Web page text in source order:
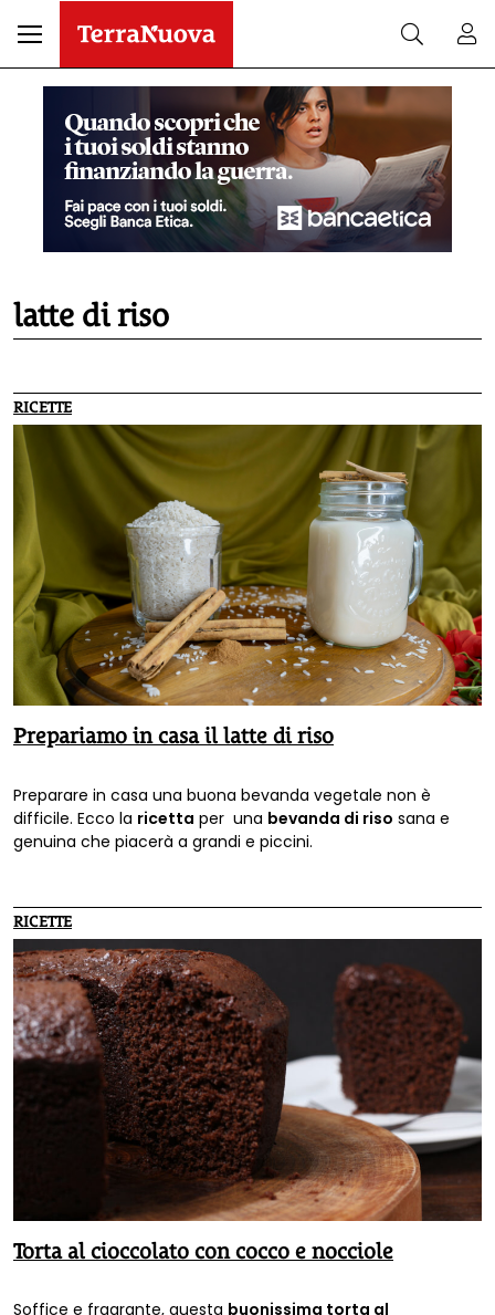
latte di riso
RICETTE
Prepariamo in casa il latte di riso
Preparare in casa una buona bevanda vegetale non è
difficile. Ecco la ricetta per una bevanda di riso sana e
genuina che piacerà a grandi e piccini.
RICETTE
Torta al cioccolato con cocco e nocciole
Soffice e fragrante, questa buonissima torta al